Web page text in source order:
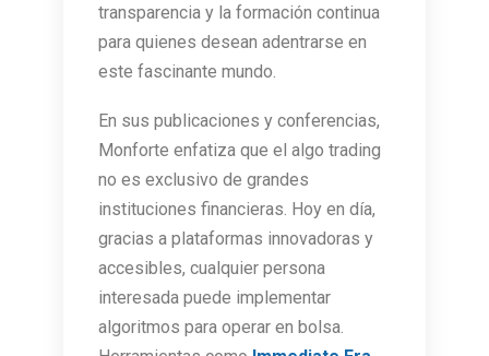
transparencia y la formación continua
para quienes desean adentrarse en
este fascinante mundo.
En sus publicaciones y conferencias,
Monforte enfatiza que el algo trading
no es exclusivo de grandes
instituciones financieras. Hoy en día,
gracias a plataformas innovadoras y
accesibles, cualquier persona
interesada puede implementar
algoritmos para operar en bolsa.